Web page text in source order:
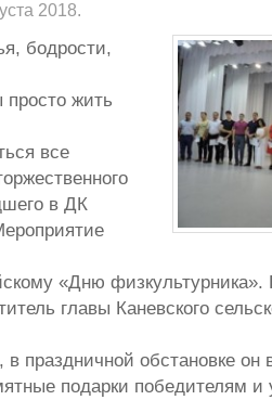
2018.
бодрости,
жить
все
в ДК
«Дню физкультурника».
главы Каневского
в праздничной обстановке он
подарки победителям и